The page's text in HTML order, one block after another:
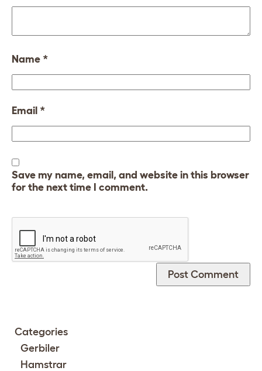
Name *
Email *
Save my name, email, and website in this browser
for the next time I comment.
Categories
Gerbiler
Hamstrar